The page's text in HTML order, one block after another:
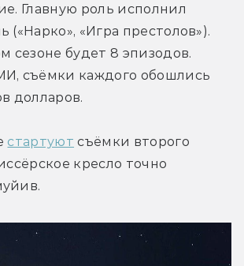
Главную роль исполнил
(«Нарко», «Игра престолов»).
сезоне будет 8 эпизодов.
съёмки каждого обошлись
долларов.
стартуют съёмки второго
кресло точно